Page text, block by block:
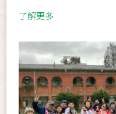
了解更多